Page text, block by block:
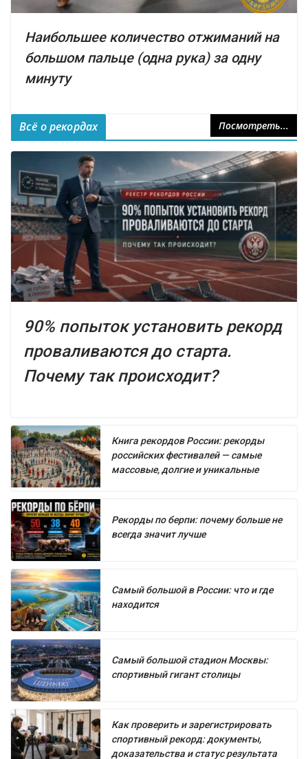
Наибольшее количество отжиманий на
большом пальце (одна рука) за одну
минуту
Всё о рекордах Посмотреть...
90% попыток установить рекорд
проваливаются до старта.
Почему так происходит?
Книга рекордов России: рекорды
российских фестивалей — самые
массовые, долгие и уникальные
Рекорды по берпи: почему больше не
всегда значит лучше
Самый большой в России: что и где
находится
Самый большой стадион Москвы:
спортивный гигант столицы
Как проверить и зарегистрировать
спортивный рекорд: документы,
доказательства и статус результата